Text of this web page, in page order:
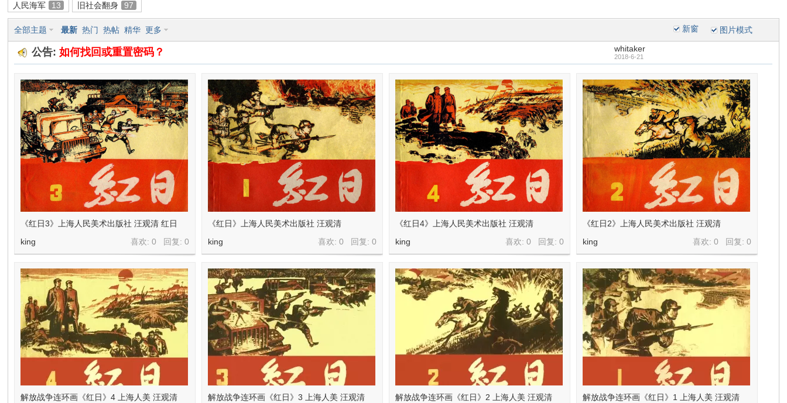
人民海军
13 旧社会翻身 97
新窗
全部主题 最新 热门 热帖 精华 更多 图片模式
公告:如何找回或重置密码？ whitaker
2018-6-21
《红日3》上海人民美术出版社 汪观清 红日
喜欢: 0 回复:0
king
《红日》上海人民美术出版社 汪观清
喜欢: 0 回复:0
king
《红日4》上海人民美术出版社 汪观清
喜欢: 0 回复:0
king
《红日2》上海人民美术出版社 汪观清
喜欢: 0 回复:0
king
解放战争连环画《红日》4 上海人美 汪观清 解放战争连环画《红日》3 上海人美 汪观清 解放战争连环画《红日》2 上海人美 汪观清 解放战争连环画《红日》1 上海人美 汪观清